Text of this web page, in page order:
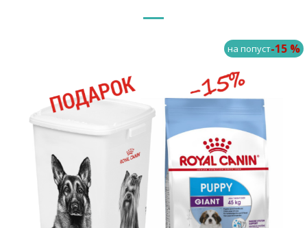
на попуст-15 %